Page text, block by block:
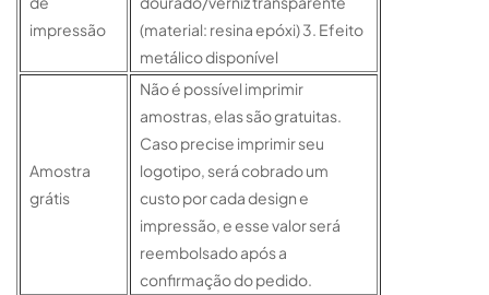
impressão
(material: resina epóxi) 3. Efeito
metálico disponível
Amostra
grátis
Não é possível imprimir
amostras, elas são gratuitas.
Caso precise imprimir seu
logotipo, será cobrado um
custo por cada design e
impressão, e esse valor será
reembolsado após a
confirmação do pedido.